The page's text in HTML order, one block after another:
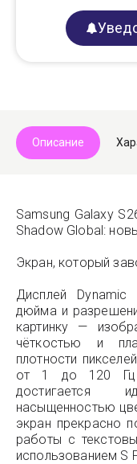
Описание
Samsung Galaxy
Shadow Global:
Экран, который
Дисплей
дюйма и
картинку —
чёткостью и
плотности
от 1 до 120 Гц
достигается
насыщенностью
экран прекрасно
работы с
использованием S